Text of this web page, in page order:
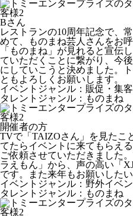
Bさん
レストランの10周年記念で、
めて、ものまね芸人さんをお
「ものまね」が見れると宣伝
ていただくことに繋がり、今
にしていこうと決めました。
ともよろしくお願いします。
イベントジャンル：販促・集
タレントジャンル：ものまね
開催者の方
TVで「TAIZOさん」を見たこ
てたらイベントに来てもらえ
ご依頼させていただきました
ラえもん」から、声の高い「
です。また来年もお願いしたい
イベントジャンル：野外イベ
タレントジャンル：ものまね